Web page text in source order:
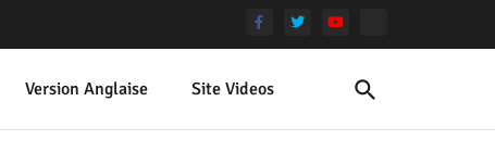
Version Anglaise Site Videos